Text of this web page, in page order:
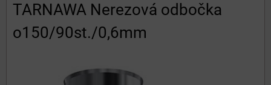
TARNAWA Nerezová odbočka
o150/90st./0,6mm